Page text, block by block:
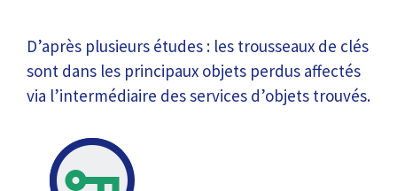
D’après plusieurs études : les trousseaux de clés
sont dans les principaux objets perdus affectés
via l’intermédiaire des services d’objets trouvés.